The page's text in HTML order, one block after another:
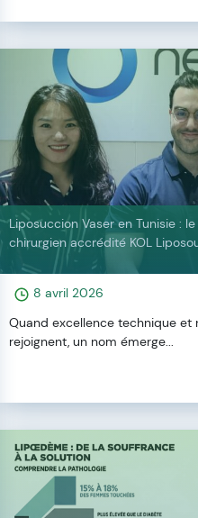
8 avril 2026
Liposuccion Vaser en Tunisie :
chirurgien accrédité KOL
Quand excellence technique et
rejoignent, un nom émerge...